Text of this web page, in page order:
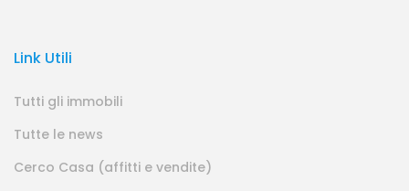
Link Utili
Tutti gli immobili
Tutte le news
Cerco Casa (affitti e vendite)